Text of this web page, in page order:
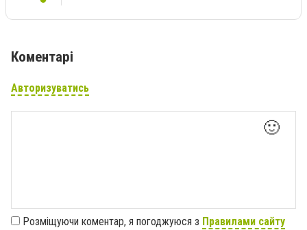
Коментарі
Авторизуватись
🙂
Розміщуючи коментар, я погоджуюся з Правилами сайту